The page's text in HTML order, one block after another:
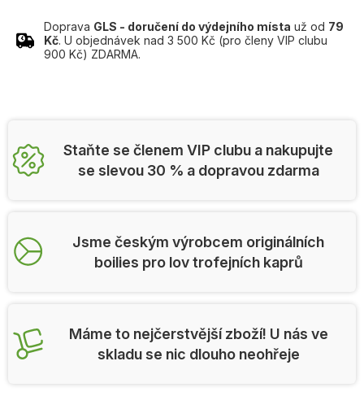
Doprava GLS - doručení do výdejního místa už od 79
Kč. U objednávek nad 3 500 Kč (pro členy VIP clubu
900 Kč) ZDARMA.
Staňte se členem VIP clubu a nakupujte
se slevou 30 % a dopravou zdarma
Jsme českým výrobcem originálních
boilies pro lov trofejních kaprů
Máme to nejčerstvější zboží! U nás ve
skladu se nic dlouho neohřeje